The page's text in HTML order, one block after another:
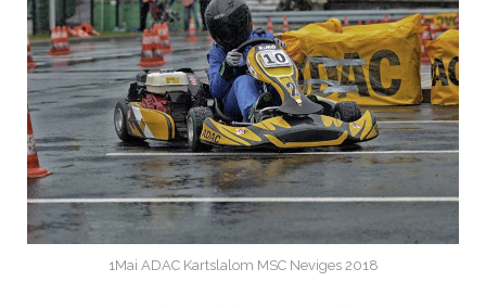
1Mai ADAC Kartslalom MSC Neviges 2018